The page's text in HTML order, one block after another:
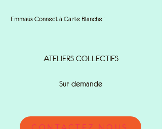
Emmaüs Connect à Carte Blanche :
ATELIERS COLLECTIFS
Sur demande
CONTACTEZ NOUS